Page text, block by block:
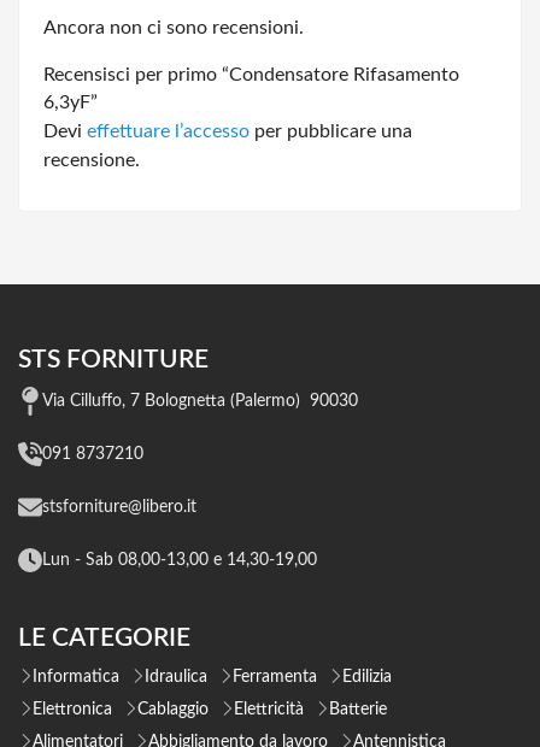
Ancora non ci sono recensioni.
Recensisci per primo “Condensatore Rifasamento
6,3yF”
Devi effettuare l’accesso per pubblicare una
recensione.
STS FORNITURE
Via Cilluffo, 7 Bolognetta (Palermo) 90030
091 8737210
stsforniture@libero.it
Lun - Sab 08,00-13,00 e 14,30-19,00
LE CATEGORIE
Informatica Idraulica Ferramenta
Edilizia
Elettronica
Cablaggio Elettricità
Batterie
Alimentatori
Abbigliamento da lavoro Antennistica